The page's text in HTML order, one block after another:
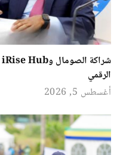
الرقمي
أغسطس 5, 2026